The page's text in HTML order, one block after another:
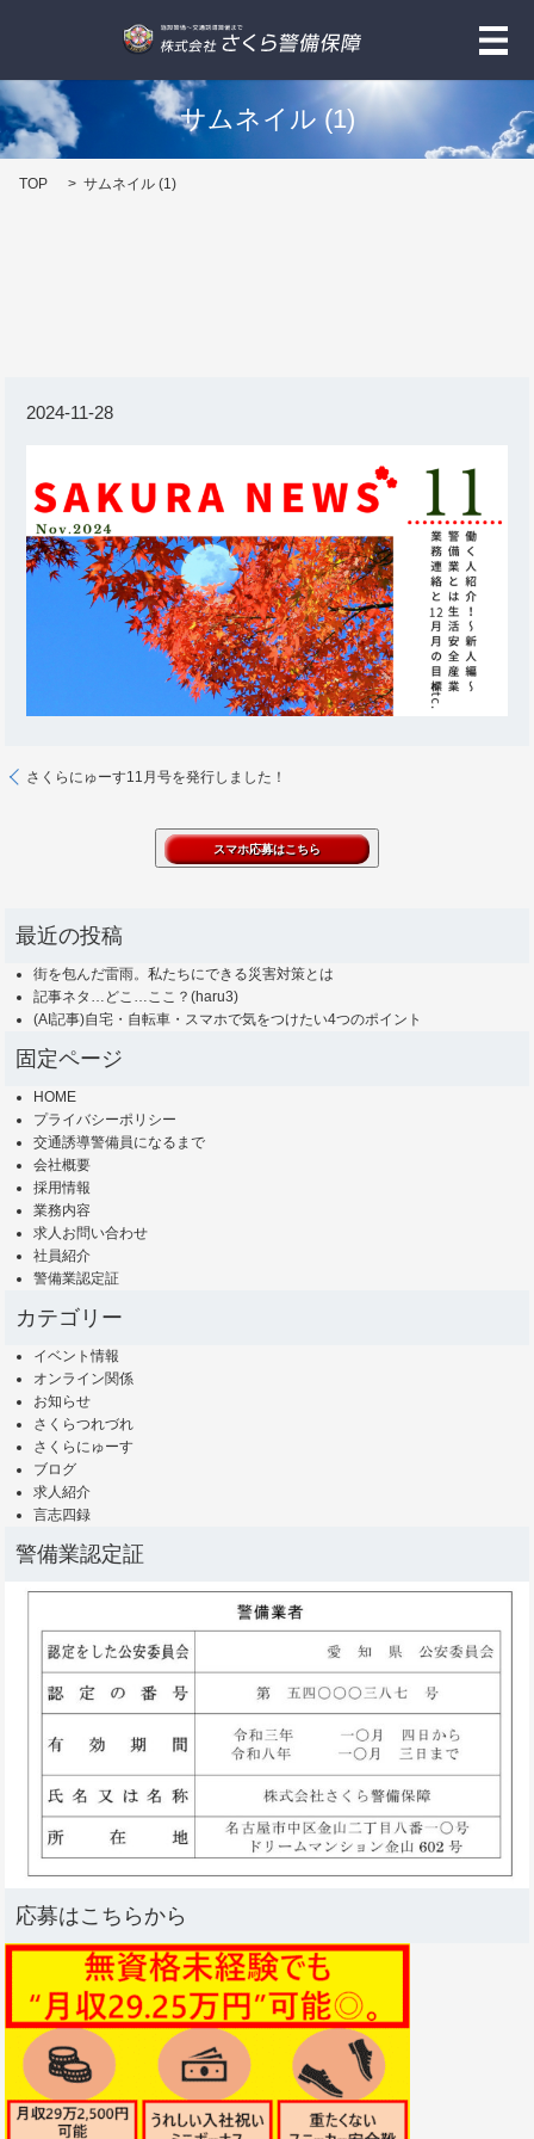
メ
サムネイル (1)
TOP サムネイル (1)
2024-11-28
さくらにゅーす11月号を発行しました！
最近の投稿
街を包んだ雷雨。私たちにできる災害対策とは
記事ネタ…どこ…ここ？(haru3)
(AI記事)自宅・自転車・スマホで気をつけたい4つのポイント
固定ページ
HOME
プライバシーポリシー
交通誘導警備員になるまで
会社概要
採用情報
業務内容
求人お問い合わせ
社員紹介
警備業認定証
カテゴリー
イベント情報
オンライン関係
お知らせ
さくらつれづれ
さくらにゅーす
ブログ
求人紹介
言志四録
警備業認定証
応募はこちらから